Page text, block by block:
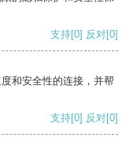
支持[0] 反对[0]
和安全性的连接，并帮
支持[0] 反对[0]